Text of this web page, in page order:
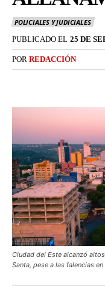
POLICIALES Y JUDICIALES
PUBLICADO EL 25 DE
POR REDACCIÓN
Ciudad del Este alcanzó
Santa, pese a las falencias